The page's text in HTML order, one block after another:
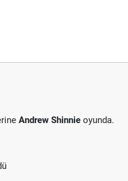
Andrew Shinnie oyunda.